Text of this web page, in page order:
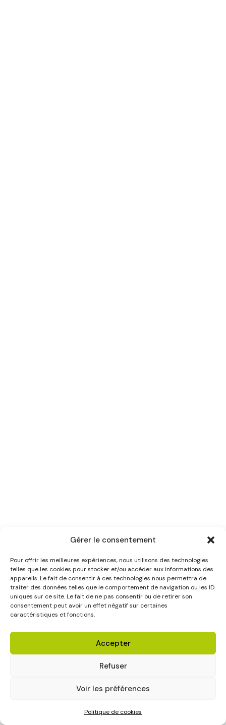
Gérer le consentement
Pour offrir les meilleures expériences, nous utilisons des technologies
telles que les cookies pour stocker et/ou accéder aux informations des
appareils. Le fait de consentir à ces technologies nous permettra de
traiter des données telles que le comportement de navigation ou les ID
uniques sur ce site. Le fait de ne pas consentir ou de retirer son
consentement peut avoir un effet négatif sur certaines
caractéristiques et fonctions.
Accepter
Refuser
Voir les préférences
Politique de cookies